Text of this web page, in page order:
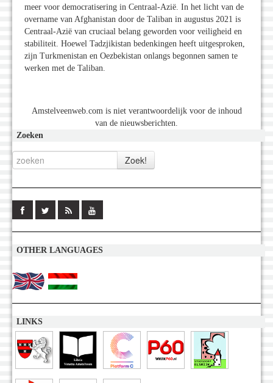
meer voor democratisering in Centraal-Azië. In het licht van de
overname van Afghanistan door de Taliban in augustus 2021 is
Centraal-Azië van cruciaal belang geworden voor veiligheid en
stabiliteit. Hoewel Tadzjikistan bedenkingen heeft uitgesproken,
zijn Turkmenistan en Oezbekistan onlangs begonnen samen te
werken met de Taliban.
Amstelveenweb.com is niet verantwoordelijk voor de inhoud
van de nieuwsberichten.
Zoeken
OTHER LANGUAGES
LINKS